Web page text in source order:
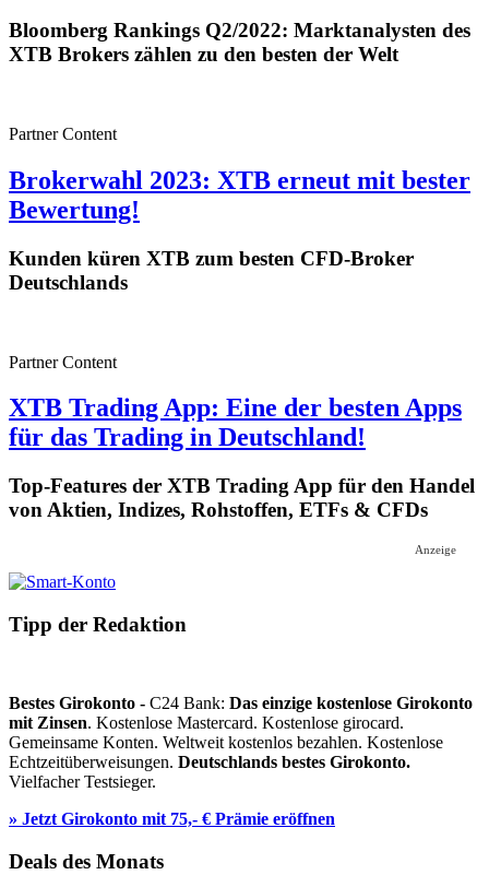
Bloomberg Rankings Q2/2022: Marktanalysten des
XTB Brokers zählen zu den besten der Welt
Partner Content
Brokerwahl 2023: XTB erneut mit bester
Bewertung!
Kunden küren XTB zum besten CFD-Broker
Deutschlands
Partner Content
XTB Trading App: Eine der besten Apps
für das Trading in Deutschland!
Top-Features der XTB Trading App für den Handel
von Aktien, Indizes, Rohstoffen, ETFs & CFDs
Anzeige
Tipp der Redaktion
Bestes Girokonto - C24 Bank: Das einzige kostenlose Girokonto
mit Zinsen. Kostenlose Mastercard. Kostenlose girocard.
Gemeinsame Konten. Weltweit kostenlos bezahlen. Kostenlose
Echtzeitüberweisungen. Deutschlands bestes Girokonto.
Vielfacher Testsieger.
» Jetzt Girokonto mit 75,- € Prämie eröffnen
Deals des Monats